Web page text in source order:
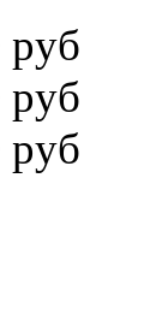
руб
руб
руб